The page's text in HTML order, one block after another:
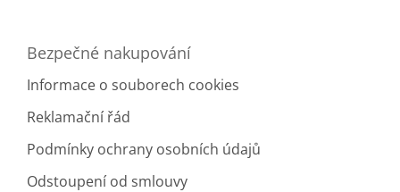
Bezpečné nakupování
Informace o souborech cookies
Reklamační řád
Podmínky ochrany osobních údajů
Odstoupení od smlouvy